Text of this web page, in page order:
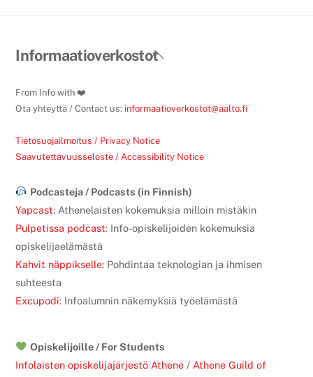
Back
Informaatioverkostot
From Info with ❤️
Ota yhteyttä / Contact us: informaatioverkostot@aalto.fi
Tietosuojailmoitus / Privacy Notice
Saavutettavuusseloste / Accessibility Notice
Podcasteja / Podcasts (in Finnish)
Yapcast: Athenelaisten kokemuksia milloin mistäkin
Pulpetissa podcast: Info-opiskelijoiden kokemuksia
opiskelijaelämästä
Kahvit näppikselle: Pohdintaa teknologian ja ihmisen
suhteesta
Excupodi: Infoalumnin näkemyksiä työelämästä
Opiskelijoille / For Students
Infolaisten opiskelijajärjestö Athene / Athene Guild of